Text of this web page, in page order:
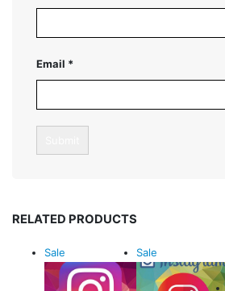
Email *
RELATED PRODUCTS
Sale Sale